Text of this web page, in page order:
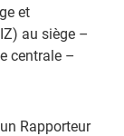
et
au siège –
centrale –
Rapporteur